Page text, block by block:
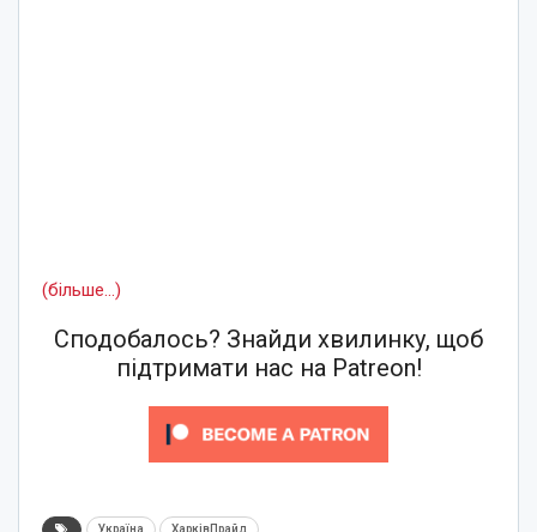
(більше…)
Сподобалось? Знайди хвилинку, щоб
підтримати нас на Patreon!
Україна ХарківПрайд